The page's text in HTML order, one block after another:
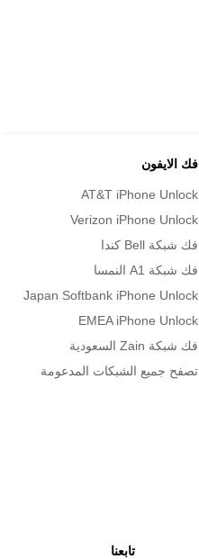
فك الايفون
AT&T iPhone Unlock
Verizon iPhone Unlock
فك شبكة Bell كندا
فك شبكة A1 النمسا
Japan Softbank iPhone Unlock
EMEA iPhone Unlock
فك شبكة Zain السعودية
تصفح جميع الشبكات المدعومة
تابعنا